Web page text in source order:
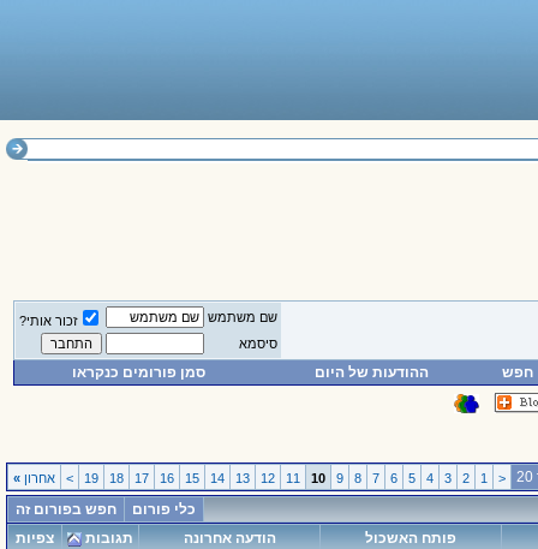
שם משתמש
זכור אותי?
סיסמא
חפש ההודעות של היום סמן פורומים כנקראו
<
1
2
3
4
5
6
7
8
9
10
11
12
13
14
15
16
17
18
19
> אחרון »
כלי פורום
חפש בפורום זה
פותח האשכול
הודעה אחרונה תגובות צפיות